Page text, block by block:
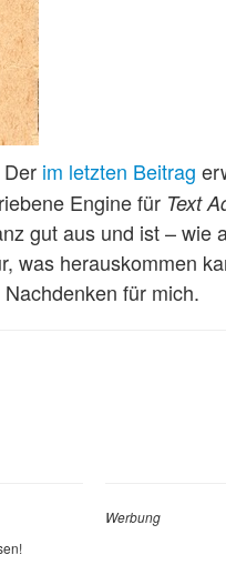
im letzten Beitrag
Engine für Text
gut aus und ist – wie
was herauskommen
für mich.
Werbung